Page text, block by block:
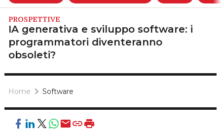
PROSPETTIVE
IA generativa e sviluppo software: i
programmatori diventeranno
obsoleti?
Home Software